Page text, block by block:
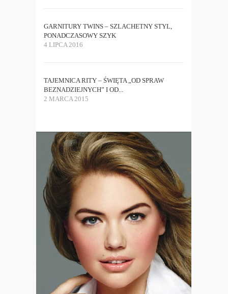
GARNITURY TWINS – SZLACHETNY STYL,
PONADCZASOWY SZYK
4 LIPCA 2016
TAJEMNICA RITY – ŚWIĘTA „OD SPRAW
BEZNADZIEJNYCH” I OD...
2 MARCA 2015